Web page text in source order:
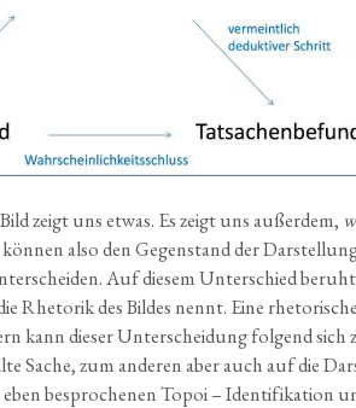
zeigt uns etwas. Es zeigt uns außer­dem,
kön­nen also den Gegen­stand der
Auf die­sem Unter­schied
Rhe­to­rik des Bil­des nennt. Eine
kann die­ser Unter­schei­dung fol­gend sich
Sache, zum ande­ren aber auch auf die
eben bespro­che­nen Topoi – Iden­ti­fi­ka­ti­on